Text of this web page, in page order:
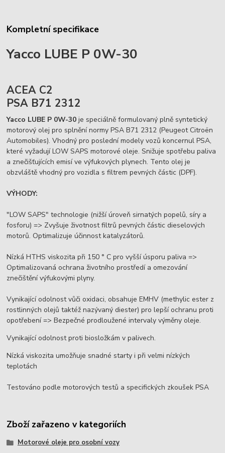
Kompletní specifikace
Yacco LUBE P 0W-30
ACEA C2
PSA B71 2312
Yacco LUBE P 0W-30 je speciálně formulovaný plně syntetický
motorový olej pro splnění normy PSA B71 2312 (Peugeot Citroën
Automobiles). Vhodný pro poslední modely vozů koncernul PSA,
které vyžadují LOW SAPS motorové oleje. Snižuje spotřebu paliva
a znečišťujících emisí ve výfukových plynech. Tento olej je
obzvláště vhodný pro vozidla s filtrem pevných částic (DPF).
VÝHODY:
"LOW SAPS" technologie (nižší úroveň sirnatých popelů, síry a
fosforu) => Zvyšuje životnost filtrů pevných částic dieselových
motorů. Optimalizuje účinnost katalyzátorů.
Nízká HTHS viskozita při 150 ° C pro vyšší úsporu paliva =>
Optimalizovaná ochrana životního prostředí a omezování
znečištění výfukovými plyny.
Vynikající odolnost vůči oxidaci, obsahuje EMHV (methylic ester z
rostlinných olejů taktéž nazývaný diester) pro lepší ochranu proti
opotřebení => Bezpečné prodloužené intervaly výměny oleje.
Vynikající odolnost proti biosložkám v palivech.
Nízká viskozita umožňuje snadné starty i při velmi nízkých
teplotách
Testováno podle motorových testů a specifických zkoušek PSA
Zboží zařazeno v kategoriích
Motorové oleje pro osobní vozy